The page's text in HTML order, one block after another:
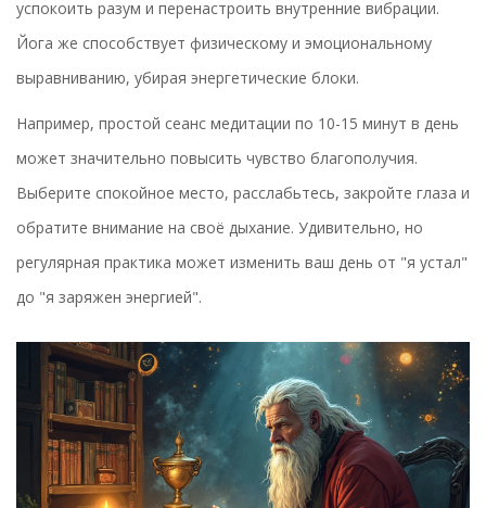
успокоить разум и перенастроить внутренние вибрации.
Йога же способствует физическому и эмоциональному
выравниванию, убирая энергетические блоки.
Например, простой сеанс медитации по 10-15 минут в день
может значительно повысить чувство благополучия.
Выберите спокойное место, расслабьтесь, закройте глаза и
обратите внимание на своё дыхание. Удивительно, но
регулярная практика может изменить ваш день от "я устал"
до "я заряжен энергией".